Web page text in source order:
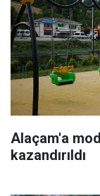
Alaçam'a
kazandırıldı